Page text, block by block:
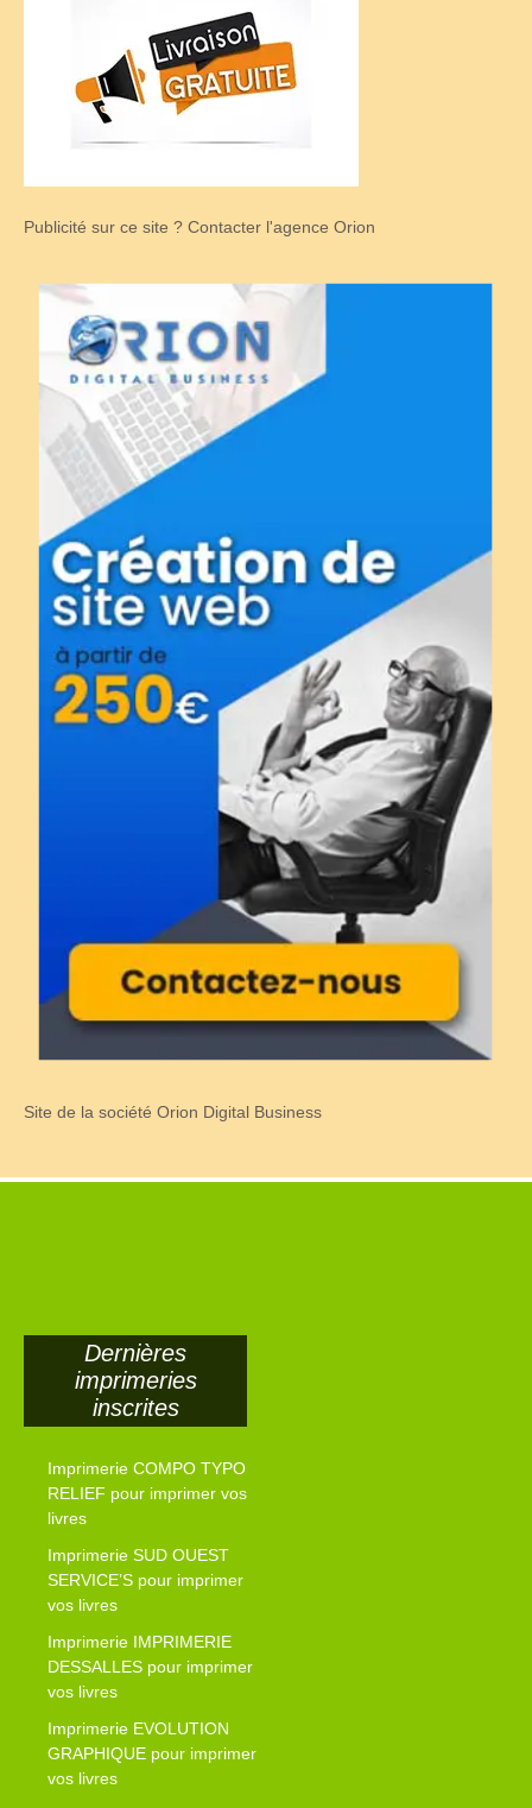
Publicité sur ce site ? Contacter l'agence Orion
Site de la société Orion Digital Business
Dernières
imprimeries
inscrites
Imprimerie COMPO TYPO
RELIEF pour imprimer vos
livres
Imprimerie SUD OUEST
SERVICE’S pour imprimer
vos livres
Imprimerie IMPRIMERIE
DESSALLES pour imprimer
vos livres
Imprimerie EVOLUTION
GRAPHIQUE pour imprimer
vos livres